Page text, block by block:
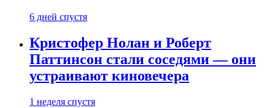
6 дней спустя
Кристофер Нолан и Роберт
Паттинсон стали соседями — они
устраивают киновечера
1 неделя спустя